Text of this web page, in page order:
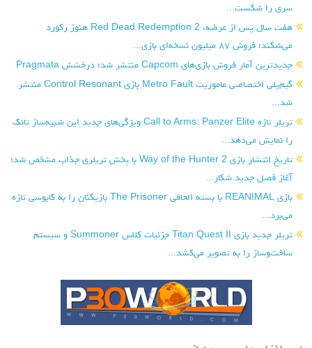
سری را شکست...
هفت سال پس از عرضه، Red Dead Redemption 2 هنوز رکورد
می‌شکند؛ فروش ۸۷ میلیون نسخه‌ای بازی...
جدیدترین آمار فروش بازی‌های Capcom منتشر شد؛ درخشش Pragmata
گیم‌پلی اختصاصی ماموریت Metro Fault بازی Control Resonant منتشر
شد...
تریلر تازه Call to Arms: Panzer Elite ویژگی‌های جدید این شبیه‌ساز تانک
را نمایش می‌دهد...
تاریخ انتشار بازی Way of the Hunter 2 با پخش تریلری جذاب مشخص شد؛
آغاز فصل جدید شکار...
بازی REANIMAL با بسته الحاقی The Prisoner بازیکنان را به کابوسی تازه
می‌برد...
تریلر جدید بازی Titan Quest II جزئیات کلاس Summoner و سیستم
ساخت‌وساز را به تصویر می‌کشد...